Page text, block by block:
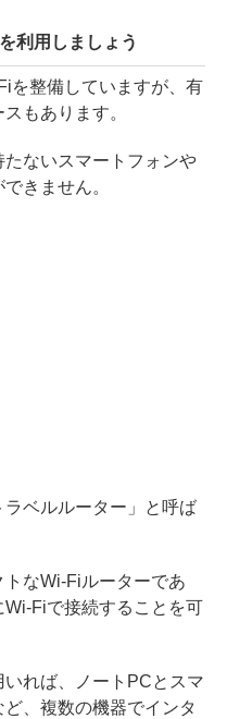
利用しましょう
を整備していますが、有
もあります。
ないスマートフォンや
きません。
ベルルーター」と呼ば
なWi-Fiルーターであ
Fiで接続することを可
れば、ノートPCとスマ
、複数の機器でインタ